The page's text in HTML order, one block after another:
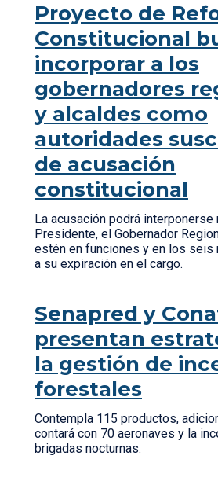
Proyecto de
Constitucional
incorporar a los
gobernadores
y alcaldes como
autoridades
de acusación
constitucional
La acusación podrá interponerse
Presidente, el Gobernador
estén en funciones y en los
a su expiración en el cargo.
Senapred y
presentan
la gestión de
forestales
Contempla 115 productos,
contará con 70 aeronaves y la
brigadas nocturnas.